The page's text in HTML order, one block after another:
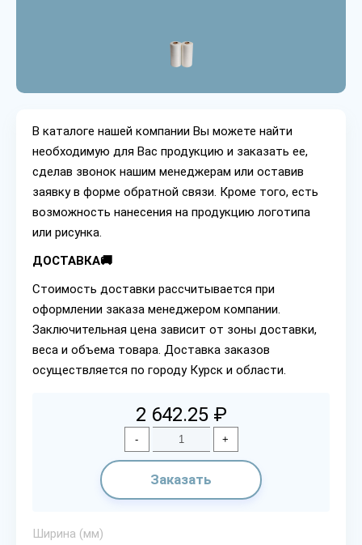
В каталоге нашей компании Вы можете найти
необходимую для Вас продукцию и заказать ее,
сделав звонок нашим менеджерам или оставив
заявку в форме обратной связи. Кроме того, есть
возможность нанесения на продукцию логотипа
или рисунка.
ДОСТАВКА🚚
Стоимость доставки рассчитывается при
оформлении заказа менеджером компании.
Заключительная цена зависит от зоны доставки,
веса и объема товара. Доставка заказов
осуществляется по городу Курск и области.
2 642.25 ₽
- +
Заказать
Ширина (мм)